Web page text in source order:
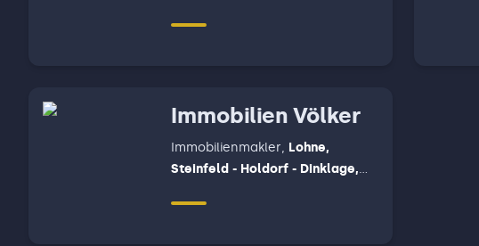
Immobilien Völker
Immobilienmakler, Lohne,
Steinfeld - Holdorf - Dinklage,